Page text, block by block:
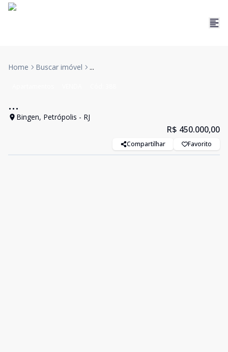
Home Buscar imóvel ...
...
Bingen, Petrópolis - RJ
R$ 450.000,00
Compartilhar Favorito